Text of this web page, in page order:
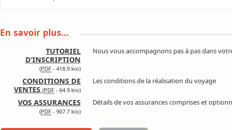
En savoir plus…
TUTORIEL
D’INSCRIPTION
(PDF - 418.9 kio)
Nous vous accompagnons pas à pas dans
CONDITIONS DE
VENTES (PDF - 64.9 kio)
Les conditions de la réalisation du voyage
VOS ASSURANCES
(PDF - 907.7 kio)
Détails de vos assurances comprises et